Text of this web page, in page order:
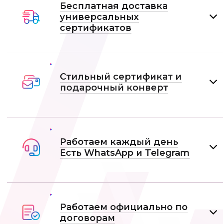
Бесплатная доставка
универсальных
сертификатов
Стильный сертификат и
подарочный конверт
Работаем каждый день
Есть WhatsApp и Telеgram
Работаем официально по
договорам